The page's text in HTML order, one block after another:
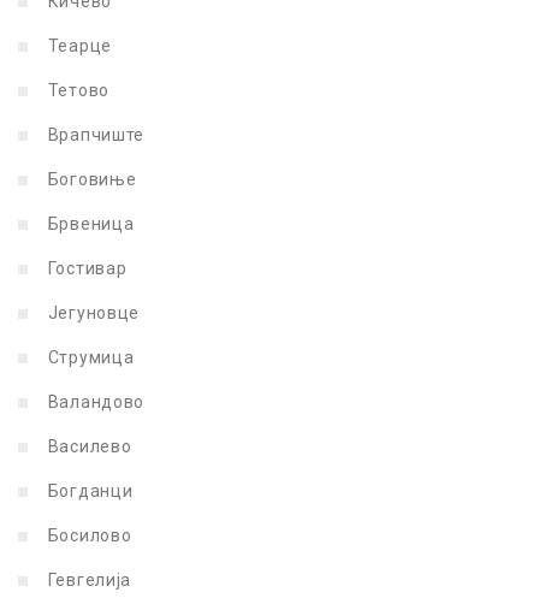
Теарце
Тетово
Врапчиште
Боговиње
Брвеница
Гостивар
Јегуновце
Струмица
Валандово
Василево
Богданци
Босилово
Гевгелија